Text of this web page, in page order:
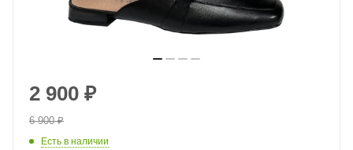
2 900 ₽
6 900₽
Есть в наличии